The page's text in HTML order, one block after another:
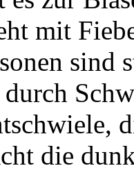
mit
sind
die